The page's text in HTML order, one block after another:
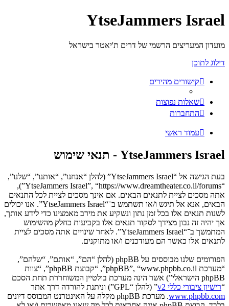
YtseJammers Israel
מועדון המעריצים הרשמי של דרים ת'יאטר בישראל
דילוג לתוכן
קישורים מהירים
שאלות נפוצות
התחברות
עמוד ראשי
YtseJammers Israel - תנאי שימוש
בעת הגישה אל “YtseJammers Israel” (להלן “אנחנו”, “אותנו”, “שלנו”,
“YtseJammers Israel”, “https://www.dreamtheater.co.il/forums”),
אתה מסכים לציית לתנאים הבאים. אם אינך מסכים לציית לכל התנאים
הבאים, אנא אל תיגש ו/או תשתמש ב־“YtseJammers Israel”. אנו יכולים
לשנות תנאים אלו בכל זמן נתון ונשקיע את מירב מאמצינו כדי לידע אותך,
אך יהיה זה נבון מצידך לסקור תנאים אלו בקביעות כחלק מהשימוש
המתמשך ב־“YtseJammers Israel”. לאחר שינויים אתה מסכים לציית
לתנאים אלו כאשר הם מעודכנים ו/או מתוקנים.
הפורומים שלנו מבוססים על phpBB (להלן “הם”, “אותם”, “שלהם”,
“מערכת phpBB”, “www.phpbb.co.il”, “קבוצת phpBB”, “צוות
phpBB הישראלי”) אשר הינה מערכת בולטיין המשוחררת תחת הסכם
“רישיון ציבורי כללי v2
” (להלן “GPL”) וניתנת להורדה דרך אתר
www.phpbb.com
. מערכת phpBB מקלה על האינטרנט המבוסס דיונים